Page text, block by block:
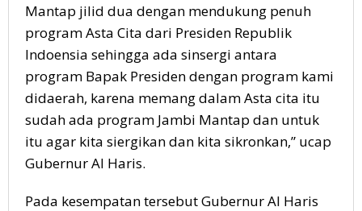
Mantap jilid dua dengan mendukung penuh
program Asta Cita dari Presiden Republik
Indoensia sehingga ada sinsergi antara
program Bapak Presiden dengan program kami
didaerah, karena memang dalam Asta cita itu
sudah ada program Jambi Mantap dan untuk
itu agar kita siergikan dan kita sikronkan,” ucap
Gubernur Al Haris.
Pada kesempatan tersebut Gubernur Al Haris